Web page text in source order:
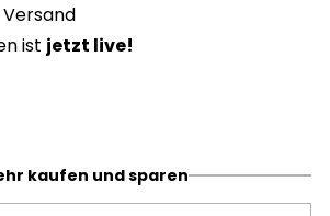
Versand
ist jetzt live!
kaufen und sparen